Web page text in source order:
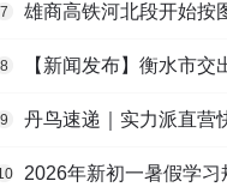
7 雄商高铁河北段开始按
8 【新闻发布】衡水市交
9 丹鸟速递｜实力派直营快递，
2026年新初一暑假学习规划：从习